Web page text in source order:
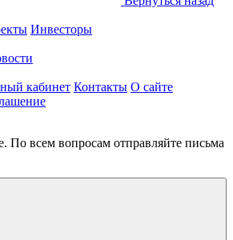
Инвесторы
кабинет Контакты О сайте
По всем вопросам отправляйте письма